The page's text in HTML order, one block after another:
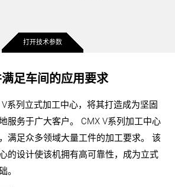
800 mm
560 mm
510 mm
打开技术参数
足车间的应用要求
V系列立式加工中心，将其打造成为坚固
服务于广大客户。 CMX V系列加工中心
满足众多领域大量工件的加工要求。 该
的设计使该机拥有高可靠性，成为立式
。